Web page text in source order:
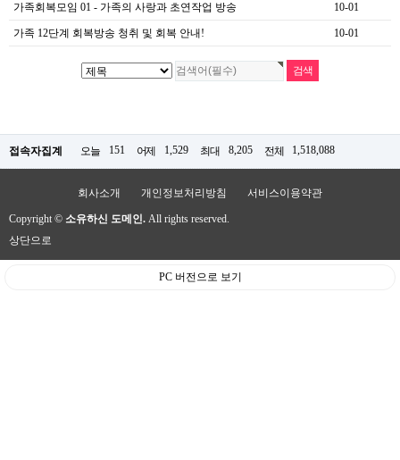
가족회복모임 01 - 가족의 사랑과 초연작업 방송 10-01
가족 12단계 회복방송 청취 및 회복 안내! 10-01
접속자집계 오늘 151 어제 1,529 최대 8,205 전체 1,518,088
회사소개 개인정보처리방침 서비스이용약관
Copyright © 소유하신 도메인. All rights reserved.
상단으로
PC 버전으로 보기